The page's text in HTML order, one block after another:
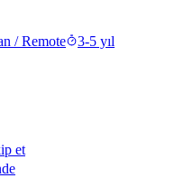
/ Remote
3-5 yıl
et